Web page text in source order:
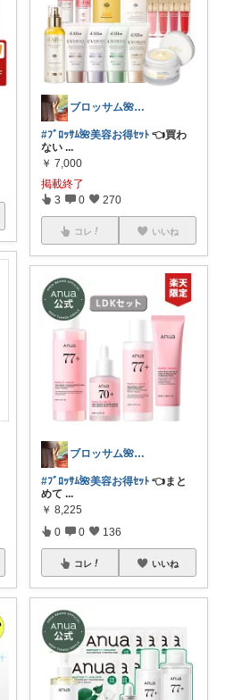
ブロッサム🌺꧂30代からの韓国美容
#ﾌﾞﾛｯｻﾑ🌺美容お得ｾｯﾄ 👈買わ
ない ...
￥ 7,000
掲載終了
3 0 270
コレ いいね
ブロッサム🌺꧂30代からの韓国美容
#ﾌﾞﾛｯｻﾑ🌺美容お得ｾｯﾄ 👈まと
めて ...
￥ 8,225
0 0 136
コレ いいね